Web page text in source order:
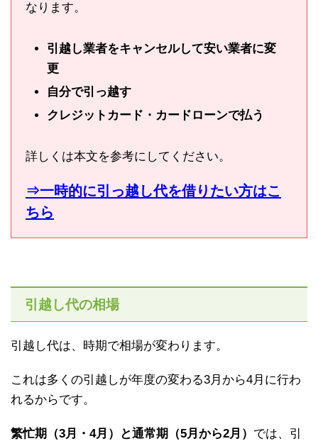
なります。
引越し業者をキャンセルして安い業者に変
更
自分で引っ越す
クレジットカード・カードローンで払う
詳しくは本文を参考にしてください。
⇒一時的に引っ越し代を借りたい方はこ
ちら
引越し代の相場
引越し代は、時期で相場が変わります。
これは多くの引越しが年度の変わる3月から4月に行わ
れるからです。
繁忙期（3月・4月）と通常期（5月から2月） では、引